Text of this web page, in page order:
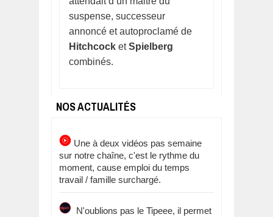
suspense, successeur
annoncé et autoproclamé de
Hitchcock etSpielberg
combinés.
NOS ACTUALITÉS
Une à deux vidéos pas semaine
sur notre chaîne, c'est le rythme du
moment, cause emploi du temps
travail / famille surchargé.
N'oublions pas le Tipeee, il permet